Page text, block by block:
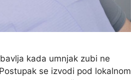
kada umnjak zubi ne
se izvodi pod lokalnom